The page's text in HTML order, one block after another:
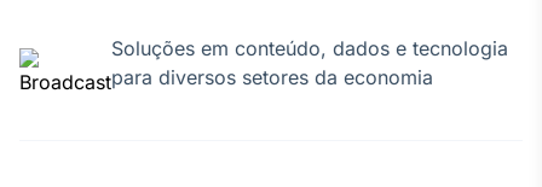
Soluções em conteúdo, dados e tecnologia
para diversos setores da economia